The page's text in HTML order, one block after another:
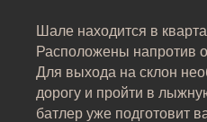
Шале находится в
Расположены напротив
Для выхода на склон
дорогу и пройти в
батлер уже подготовит